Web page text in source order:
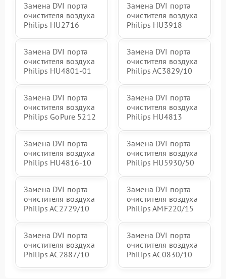
Замена DVI порта
очистителя воздуха
Philips HU2716
Замена DVI порта
очистителя воздуха
Philips HU3918
Замена DVI порта
очистителя воздуха
Philips HU4801-01
Замена DVI порта
очистителя воздуха
Philips AC3829/10
Замена DVI порта
очистителя воздуха
Philips GoPure 5212
Замена DVI порта
очистителя воздуха
Philips HU4813
Замена DVI порта
очистителя воздуха
Philips HU4816-10
Замена DVI порта
очистителя воздуха
Philips HU5930/50
Замена DVI порта
очистителя воздуха
Philips AC2729/10
Замена DVI порта
очистителя воздуха
Philips AMF220/15
Замена DVI порта
очистителя воздуха
Philips AC2887/10
Замена DVI порта
очистителя воздуха
Philips AC0830/10